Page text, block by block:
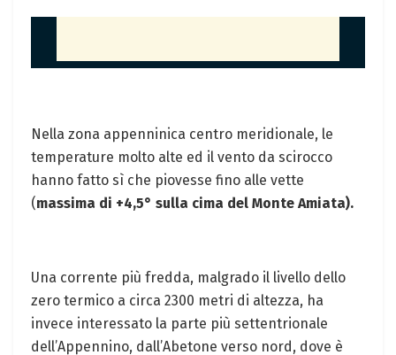
Nella zona appenninica centro meridionale, le
temperature molto alte ed il vento da scirocco
hanno fatto sì che piovesse fino alle vette
(massima di +4,5° sulla cima del Monte Amiata).
Una corrente più fredda, malgrado il livello dello
zero termico a circa 2300 metri di altezza, ha
invece interessato la parte più settentrionale
dell’Appennino, dall’Abetone verso nord, dove è